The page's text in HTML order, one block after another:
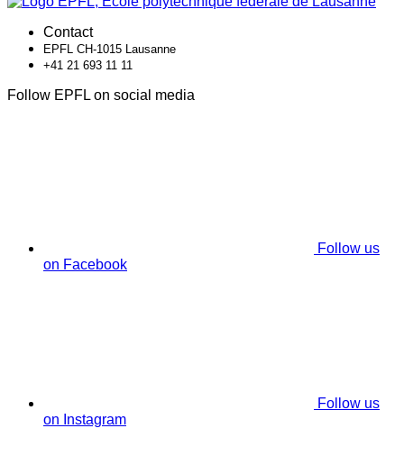
Contact
EPFL CH-1015 Lausanne
+41 21 693 11 11
Follow EPFL on social media
Follow us
on Facebook
Follow us
on Instagram